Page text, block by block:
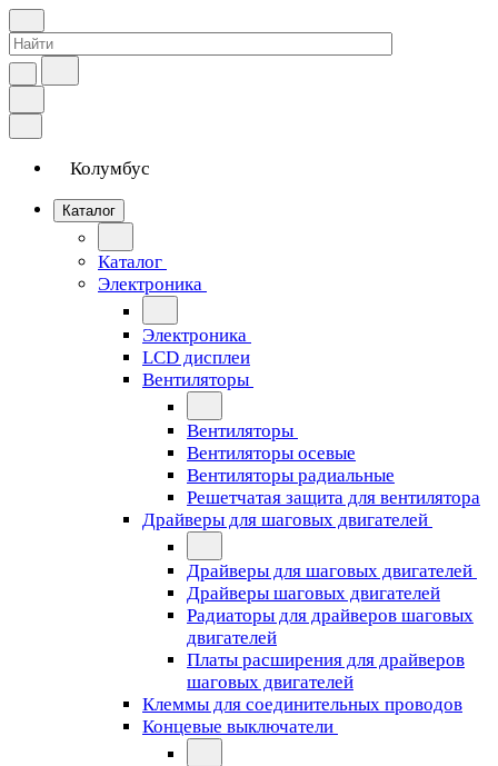
Колумбус
Каталог
Каталог
Электроника
Электроника
LCD дисплеи
Вентиляторы
Вентиляторы
Вентиляторы осевые
Вентиляторы радиальные
Решетчатая защита для вентилятора
Драйверы для шаговых двигателей
Драйверы для шаговых двигателей
Драйверы шаговых двигателей
Радиаторы для драйверов шаговых
двигателей
Платы расширения для драйверов
шаговых двигателей
Клеммы для соединительных проводов
Концевые выключатели